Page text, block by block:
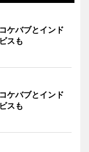
ケバブとインド
スも
ケバブとインド
スも